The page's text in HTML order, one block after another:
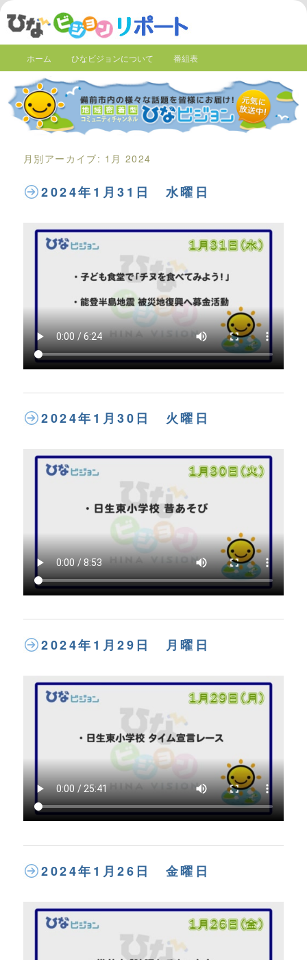
ホーム ひなビジョンについて 番組表
月別アーカイブ: 1月 2024
2024年1月31日 水曜日
2024年1月30日 火曜日
2024年1月29日 月曜日
2024年1月26日 金曜日